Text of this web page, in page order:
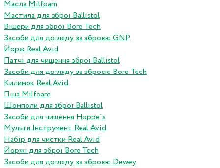
Масла Milfoam
Мастила для зброї Ballistol
Вішери для зброї Bore Tech
Засоби для догляду за зброєю GNP
Йорж Real Avid
Патчі для чищення зброї Ballistol
Засоби для догляду за зброєю Bore Tech
Килимок Real Avid
Піна Milfoam
Шомполи для зброї Ballistol
Засоби для чищення Hoppe`s
Мульти Інструмент Real Avid
Набір для чистки Real Avid
Йоржі для зброї Bore Tech
Засоби для догляду за зброєю Dewey